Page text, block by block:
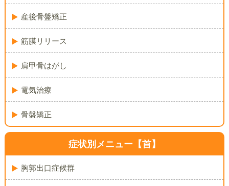
産後骨盤矯正
筋膜リリース
肩甲骨はがし
電気治療
骨盤矯正
症状別メニュー【首】
胸郭出口症候群